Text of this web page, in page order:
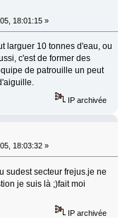
18:01:15 »
larguer 10 tonnes d'eau, ou
c'est de former des
de patrouille un peut
IP archivée
18:03:32 »
sudest secteur frejus.je ne
je suis là ;)fait moi
IP archivée